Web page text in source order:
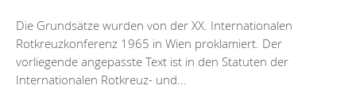
Die Grundsätze wurden von der XX. Internationalen
Rotkreuzkonferenz 1965 in Wien proklamiert. Der
vorliegende angepasste Text ist in den Statuten der
Internationalen Rotkreuz- und...